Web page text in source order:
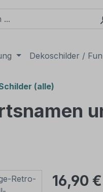
Dekoschilder /
(alle)
16,90 €